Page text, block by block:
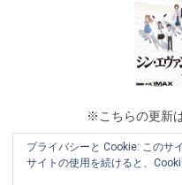
※こちらの更新
プライバシーと Cookie: このサ
サイトの使用を続けると、